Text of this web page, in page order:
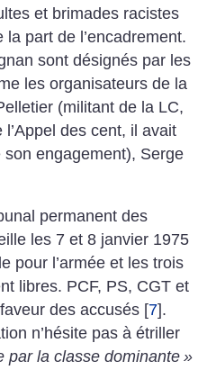
et brimades racistes
part de l’encadrement.
sont désignés par les
les organisateurs de la
(militant de la LC,
des cent, il avait
engagement), Serge
permanent des
les 7 et 8 janvier 1975
pour l’armée et les trois
libres. PCF, PS, CGT et
des accusés [7].
n’hésite pas à étriller
par la classe dominante »